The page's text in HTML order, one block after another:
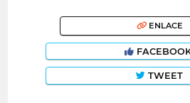
ENLACE
TWEET